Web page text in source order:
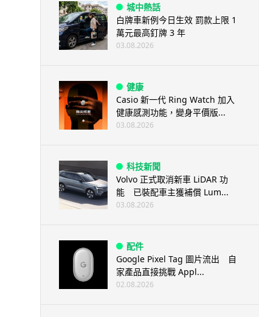
城中熱話
白牌車新例今日生效 罰款上限 1
萬元最高釘牌 3 年
03.08.2026
健康
Casio 新一代 Ring Watch 加入
健康感測功能，變身平價版...
03.08.2026
科技新聞
Volvo 正式取消新車 LiDAR 功
能 已裝配車主獲補償 Lum...
03.08.2026
配件
Google Pixel Tag 圖片流出 自
家產品直接挑戰 Appl...
02.08.2026